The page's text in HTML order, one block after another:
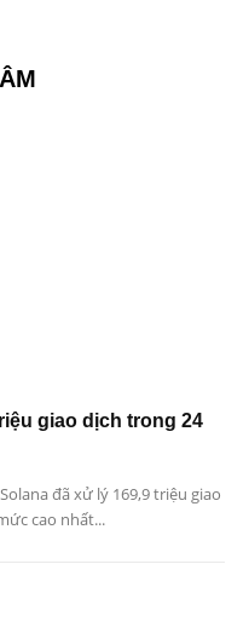
giao dịch trong 24
đã xử lý 169,9 triệu giao
cao nhất...